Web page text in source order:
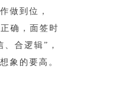
做到位，
确，面签时
合逻辑”，
象的要高。